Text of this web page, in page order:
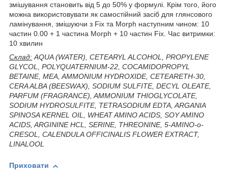
змішування становить від 5 до 50% у формулі. Крім того, його
можна використовувати як самостійний засіб для глянсового
ламінування, змішуючи з Fix та Morph наступним чином: 10
частин 0.00 + 1 частина Morph + 10 частин Fix. Час витримки:
10 хвилин
Склад:AQUA (WATER), CETEARYL ALCOHOL, PROPYLENE
GLYCOL, POLYQUATERNIUM-22, COCAMIDOPROPYL
BETAINE, MEA, AMMONIUM HYDROXIDE, CETEARETH-30,
CERA ALBA (BEESWAX), SODIUM SULFITE, DECYL OLEATE,
PARFUM (FRAGRANCE), AMMONIUM THIOGLYCOLATE,
SODIUM HYDROSULFITE, TETRASODIUM EDTA, ARGANIA
SPINOSA KERNEL OIL, WHEAT AMINO ACIDS, SOY AMINO
ACIDS, ARGININE HCL, SERINE, THREONINE, 5-AMINO-o-
CRESOL, CALENDULA OFFICINALIS FLOWER EXTRACT,
LINALOOL
Приховати